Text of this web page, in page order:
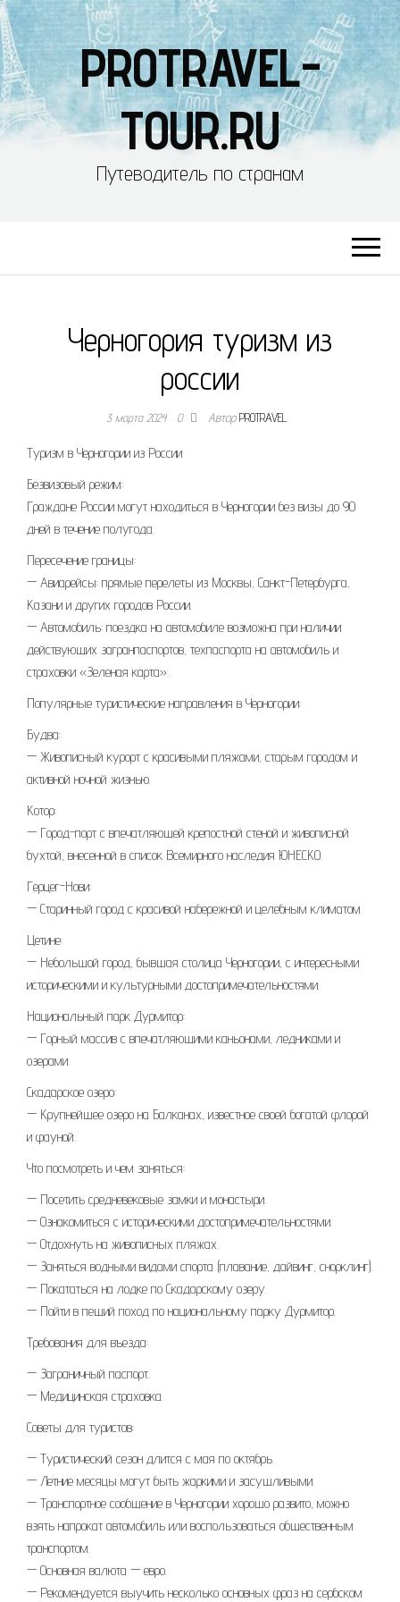
PROTRAVEL-
TOUR.RU
Путеводитель по странам
Черногория туризм из
россии
3 марта 2024 0 АвторPROTRAVEL
Туризм в Черногории из России
Безвизовый режим:
Граждане России могут находиться в Черногории без визы до 90
дней в течение полугода.
Пересечение границы:
— Авиарейсы: прямые перелеты из Москвы, Санкт-Петербурга,
Казани и других городов России.
— Автомобиль: поездка на автомобиле возможна при наличии
действующих загранпаспортов, техпаспорта на автомобиль и
страховки «Зеленая карта».
Популярные туристические направления в Черногории:
Будва:
— Живописный курорт с красивыми пляжами, старым городом и
активной ночной жизнью.
Котор:
— Город-порт с впечатляющей крепостной стеной и живописной
бухтой, внесенной в список Всемирного наследия ЮНЕСКО.
Герцег-Нови:
— Старинный город с красивой набережной и целебным климатом.
Цетине:
— Небольшой город, бывшая столица Черногории, с интересными
историческими и культурными достопримечательностями.
Национальный парк Дурмитор:
— Горный массив с впечатляющими каньонами, ледниками и
озерами.
Скадарское озеро:
— Крупнейшее озеро на Балканах, известное своей богатой флорой
и фауной.
Что посмотреть и чем заняться:
— Посетить средневековые замки и монастыри.
— Ознакомиться с историческими достопримечательностями.
— Отдохнуть на живописных пляжах.
— Заняться водными видами спорта (плавание, дайвинг, снорклинг).
— Покататься на лодке по Скадарскому озеру.
— Пойти в пеший поход по национальному парку Дурмитор.
Требования для въезда:
— Заграничный паспорт.
— Медицинская страховка.
Советы для туристов:
— Туристический сезон длится с мая по октябрь.
— Летние месяцы могут быть жаркими и засушливыми.
— Транспортное сообщение в Черногории хорошо развито, можно
взять напрокат автомобиль или воспользоваться общественным
транспортом.
— Основная валюта — евро.
— Рекомендуется выучить несколько основных фраз на сербском